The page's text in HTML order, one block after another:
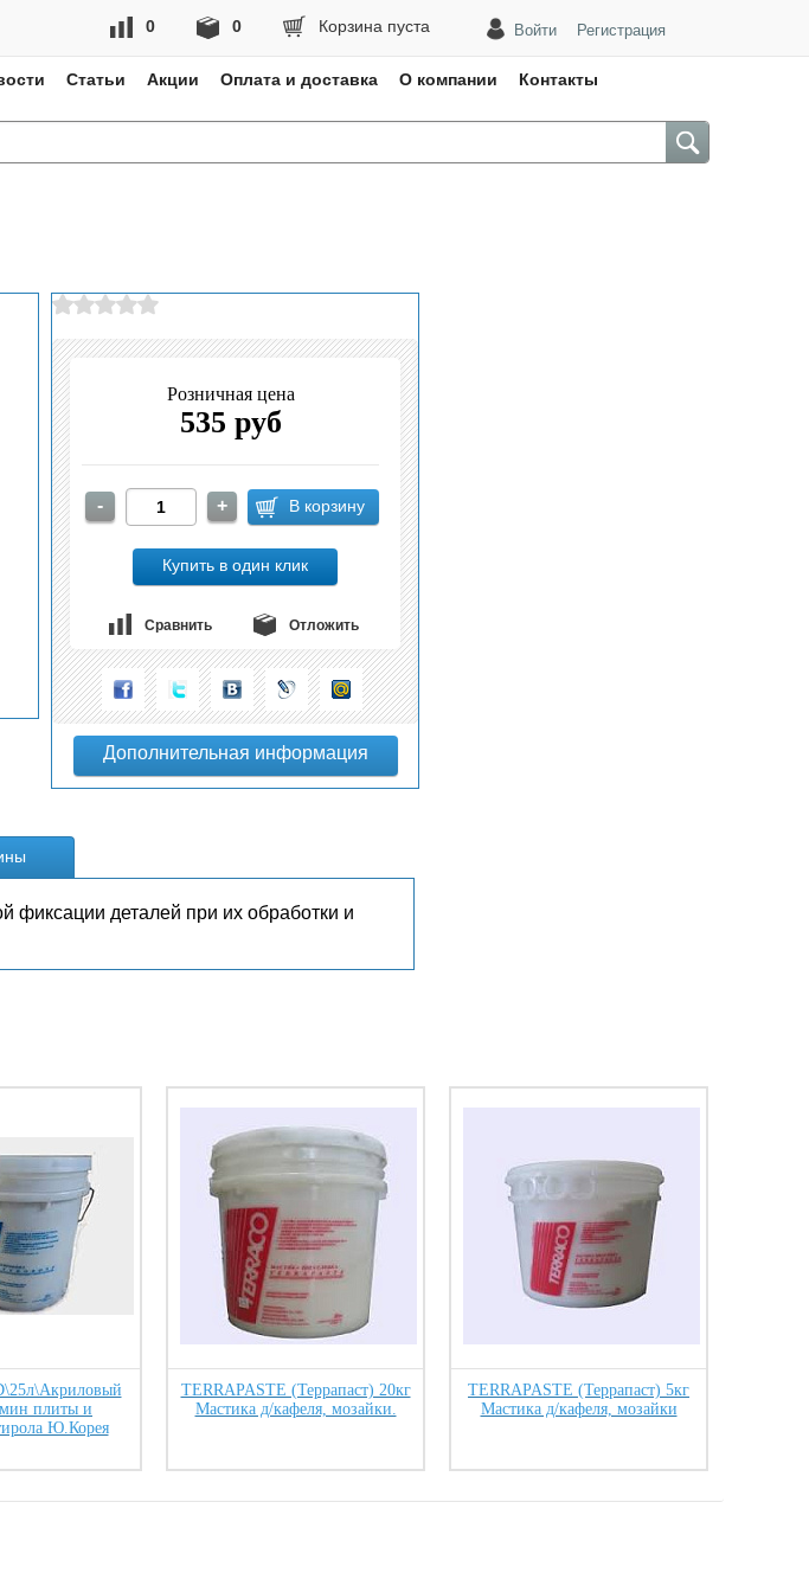
Войти Регистрация
Корзина пуста
0
0
Статьи Акции Оплата и доставка О компании
Контакты
Розничная цена
535 руб
Отложить
Сравнить
фиксации деталей при их обработки и
плиты и
Ю.Корея
TERRAPASTE (Террапаст) 20кг
Мастика д/кафеля, мозайки.
TERRAPASTE (Террапаст) 5кг
Мастика д/кафеля, мозайки